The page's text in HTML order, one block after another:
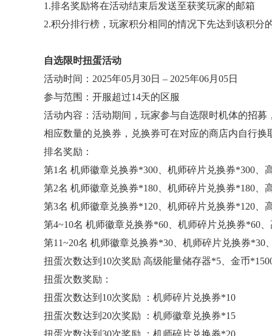
1.排名奖励将在活动结束后发送至获奖玩家的邮箱
2.积分排行榜，玩家积分相同的情况下先达到该积分
自选限时扭蛋活动
活动时间：2025年05月30日 – 2025年06月05日
参与范围：开服超过14天的区服
活动内容：活动期间，玩家参与自选限时机体的招
相应数量的兑换券，兑换券可在对应的商店内自行换
排名奖励：
第1名 机师徽章兑换券*300、机师碎片兑换券*300、
第2名 机师徽章兑换券*180、机师碎片兑换券*180、
第3名 机师徽章兑换券*120、机师碎片兑换券*120、
第4~10名 机师徽章兑换券*60、机师碎片兑换券*60
第11~20名 机师徽章兑换券*30、机师碎片兑换券*30
扭蛋次数达到10次奖励 高级能量储存器*5、金币
扭蛋次数奖励：
扭蛋次数达到10次奖励 ：机师碎片兑换券*10
扭蛋次数达到20次奖励 ：机师徽章兑换券*15
扭蛋次数达到30次奖励 ：机师碎片兑换券*20